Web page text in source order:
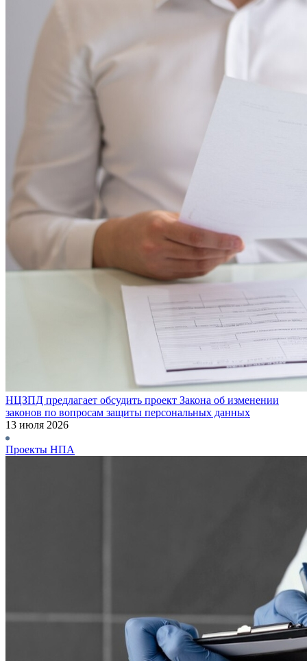
НЦЗПД предлагает обсудить проект Закона об изменении
законов по вопросам защиты персональных данных
13 июля 2026
Проекты НПА